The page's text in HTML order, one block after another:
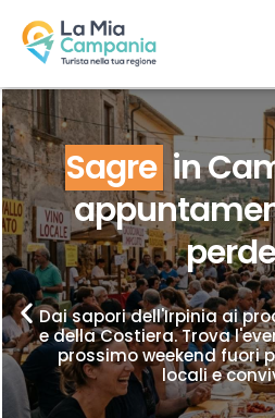
Sagre in
Dai sapori dell'Irpinia ai
e della Costiera. Trova
prossimo weekend fuori
locali e